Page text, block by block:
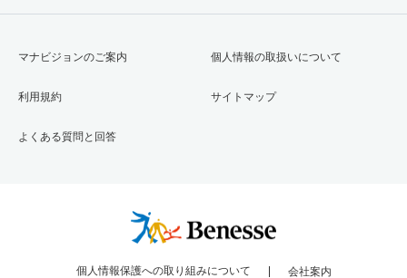
マナビジョンのご案内
利用規約
よくある質問と回答
個人情報の取扱いについて
サイトマップ
個人情報保護への取り組みについて 会社案内